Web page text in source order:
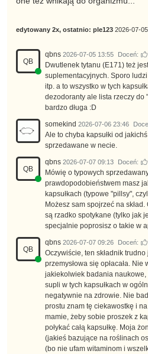
edytowany 2x, ostatnio: ple123 2026-07-
QB
qbns 2026-07-05 13:55 Doceń:
Dwutlenek tytanu (E171) też
suplementacyjnych. Sporo
itp. a to wszystko w tych
dezodoranty ale lista rzeczy do
bardzo długa :D
somekind 2026-07-06 23:46
Ale to chyba kapsułki od
sprzedawane w necie.
QB
qbns 2026-07-07 09:13 Doceń:
Mówię o typowych
prawdopodobieństwem masz
kapsułkach (typowe "pillsy",
Możesz sam spojrzeć na
są rzadko spotykane (tylko jak
specjalnie poprosisz o takie w
QB
qbns 2026-07-07 09:26 Doceń:
Oczywiście, ten składnik
przemysłowa się opłacała.
jakiekolwiek badania
supli w tych kapsułkach w
negatywnie na zdrowie. Nie
prostu znam tę ciekawostkę i
mamie, żeby sobie proszek z
połykać całą kapsułkę. Moja
(jakieś bazujące na roślinach
(bo nie ufam witaminom i